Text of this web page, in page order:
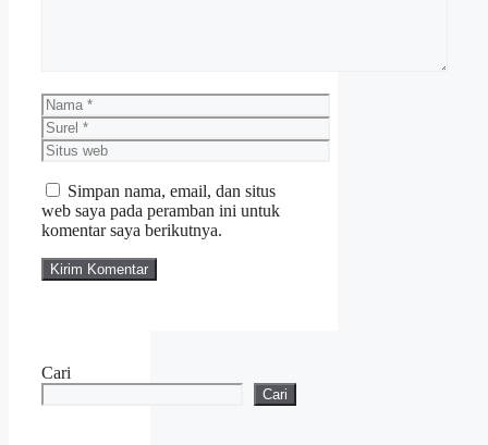
Nama
Surel
Situs
web
Simpan nama, email, dan situs
web saya pada peramban ini untuk
komentar saya berikutnya.
Cari
Cari